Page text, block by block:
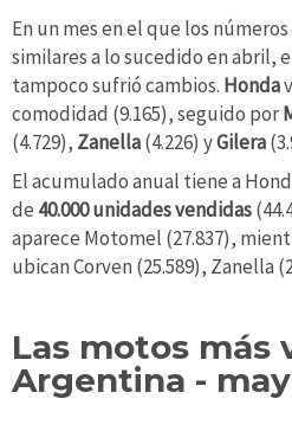
En un mes en el que los
similares a lo sucedido en abril,
tampoco sufrió cambios. Honda
comodidad (9.165), seguido por
(4.729), Zanella(4.226) yGilera
El acumulado anual tiene a
de 40.000 unidades vendidas
aparece Motomel (27.837),
ubican Corven (25.589), Zanella
Las motos más
Argentina -